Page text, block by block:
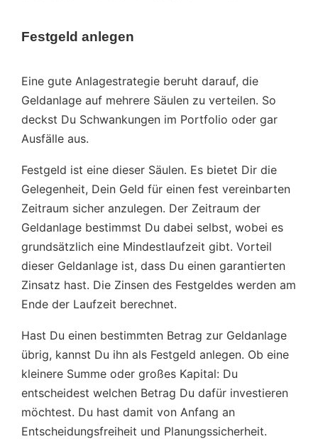
Festgeld anlegen
Eine gute Anlagestrategie beruht darauf, die
Geldanlage auf mehrere Säulen zu verteilen. So
deckst Du Schwankungen im Portfolio oder gar
Ausfälle aus.
Festgeld ist eine dieser Säulen. Es bietet Dir die
Gelegenheit, Dein Geld für einen fest vereinbarten
Zeitraum sicher anzulegen. Der Zeitraum der
Geldanlage bestimmst Du dabei selbst, wobei es
grundsätzlich eine Mindestlaufzeit gibt. Vorteil
dieser Geldanlage ist, dass Du einen garantierten
Zinsatz hast. Die Zinsen des Festgeldes werden am
Ende der Laufzeit berechnet.
Hast Du einen bestimmten Betrag zur Geldanlage
übrig, kannst Du ihn als Festgeld anlegen. Ob eine
kleinere Summe oder großes Kapital: Du
entscheidest welchen Betrag Du dafür investieren
möchtest. Du hast damit von Anfang an
Entscheidungsfreiheit und Planungssicherheit.